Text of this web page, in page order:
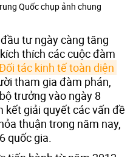
Quốc chụp ảnh chung
tư ngày càng tăng
thích các cuộc đàm
tác kinh tế toàn diện
tham gia đàm phán,
trưởng vào ngày 8
kết giải quyết các vấn đề
thuận trong năm nay,
quốc gia.